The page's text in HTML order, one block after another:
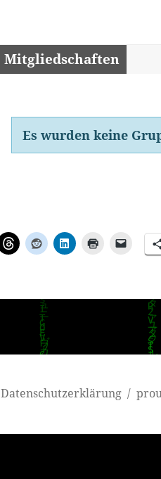
Mitgliedschaften
Gruppen
Es wurden keine
Datenschutzerklärung